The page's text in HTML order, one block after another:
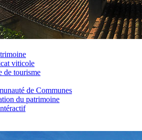
viticole
de tourisme
de Communes
du patrimoine